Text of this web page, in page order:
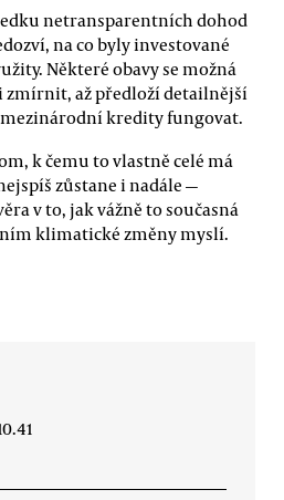
netransparentních dohod
na co byly investované
Některé obavy se možná
zmírnit, až předloží detailnější
kredity fungovat.
k čemu to vlastně celé má
zůstane i nadále —
v to, jak vážně to současná
klimatické změny myslí.